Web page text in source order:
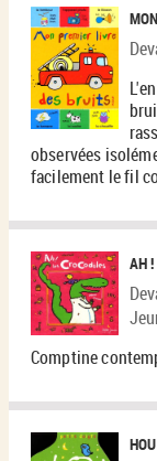
observées
facilement le fil
AH
Comptine
HOU